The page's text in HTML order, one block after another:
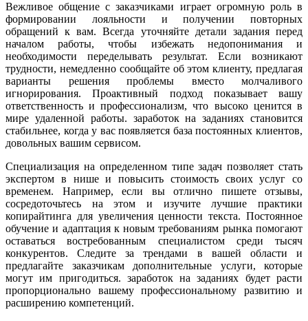
Вежливое общение с заказчиками играет огромную роль в
формировании лояльности и получении повторных
обращений к вам. Всегда уточняйте детали задания перед
началом работы, чтобы избежать недопонимания и
необходимости переделывать результат. Если возникают
трудности, немедленно сообщайте об этом клиенту, предлагая
варианты решения проблемы вместо молчаливого
игнорирования. Проактивный подход показывает вашу
ответственность и профессионализм, что высоко ценится в
мире удаленной работы. заработок на заданиях становится
стабильнее, когда у вас появляется база постоянных клиентов,
довольных вашим сервисом.
Специализация на определенном типе задач позволяет стать
экспертом в нише и повысить стоимость своих услуг со
временем. Например, если вы отлично пишете отзывы,
сосредоточьтесь на этом и изучите лучшие практики
копирайтинга для увеличения ценности текста. Постоянное
обучение и адаптация к новым требованиям рынка помогают
оставаться востребованным специалистом среди тысяч
конкурентов. Следите за трендами в вашей области и
предлагайте заказчикам дополнительные услуги, которые
могут им пригодиться. заработок на заданиях будет расти
пропорционально вашему профессиональному развитию и
расширению компетенций.